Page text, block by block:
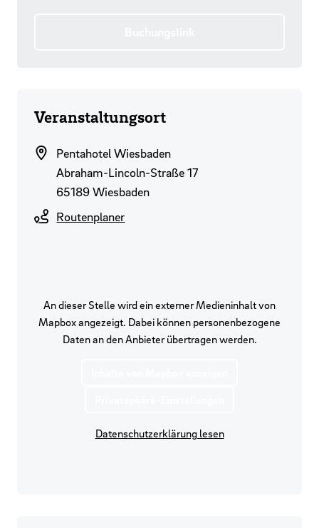
Veranstaltungsort
Pentahotel Wiesbaden
Abraham-Lincoln-Straße 17
65189 Wiesbaden
Routenplaner
An dieser Stelle wird ein externer Medieninhalt von
Mapbox angezeigt. Dabei können personenbezogene
Daten an den Anbieter übertragen werden.
Datenschutzerklärung lesen